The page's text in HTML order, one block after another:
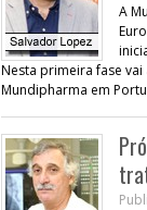
A
Nesta primeira fase
Mundipharma em